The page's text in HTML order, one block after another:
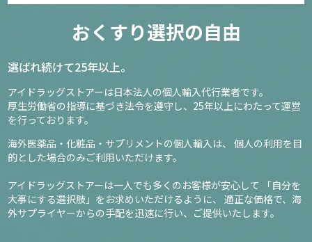
おくすり選択の自由
選ばれ続けて25年以上。
アイドラッグストアーは日本法人の個人輸入代行業者です。
厚生労働省の指導に基づき法令を遵守し、 25年以上にわたって運営
を行っております。
海外医薬品・化粧品・サプリメントの個人輸入は、
個人の利用を目
的とした場合のみご利用いただけます。
アイドラッグストアーは一人でも多くのお客様が安心して
「自分を
大事にする選択肢」をお求めいただけるように、
適正な価格で、海
外サプライヤーからの手配を迅速に行い、ご提供いたします。